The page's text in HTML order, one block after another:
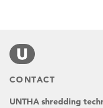
CONTACT
UNTHA shredding